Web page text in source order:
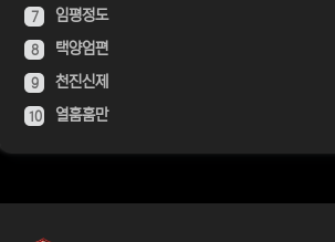
7 임평정도
8 택양엄편
9 천진신제
10 열훔훔만